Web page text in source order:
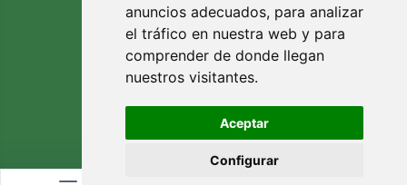
anuncios adecuados, para analizar
el tráfico en nuestra web y para
comprender de donde llegan
nuestros visitantes.
Aceptar
Configurar